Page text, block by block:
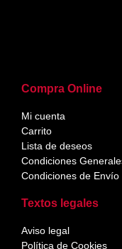
Compra Online
Mi cuenta
Carrito
Lista de deseos
Condiciones
Condiciones de Envío
Textos legales
Aviso legal
Política de Cookies